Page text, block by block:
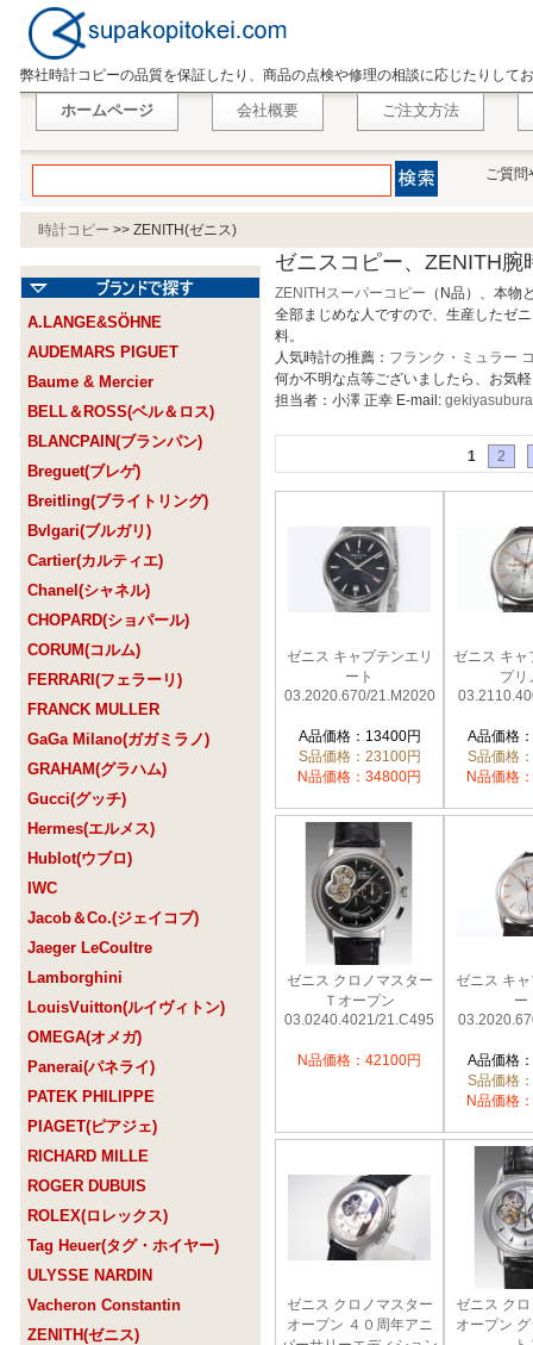
弊社時計コピーの品質を保証したり、商品の点検や修理の相談に応じたりして
ホームページ 会社概要 ご注文方法
ご質問
時計コピー >> ZENITH(ゼニス)
A.LANGE&SÖHNE
AUDEMARS PIGUET
Baume & Mercier
BELL＆ROSS(ベル＆ロス)
BLANCPAIN(ブランパン)
Breguet(ブレゲ)
Breitling(ブライトリング)
Bvlgari(ブルガリ)
Cartier(カルティエ)
Chanel(シャネル)
CHOPARD(ショパール)
CORUM(コルム)
FERRARI(フェラーリ)
FRANCK MULLER
GaGa Milano(ガガミラノ)
GRAHAM(グラハム)
Gucci(グッチ)
Hermes(エルメス)
Hublot(ウブロ)
IWC
Jacob＆Co.(ジェイコブ)
Jaeger LeCoultre
Lamborghini
LouisVuitton(ルイヴィトン)
OMEGA(オメガ)
Panerai(パネライ)
PATEK PHILIPPE
PIAGET(ピアジェ)
RICHARD MILLE
ROGER DUBUIS
ROLEX(ロレックス)
Tag Heuer(タグ・ホイヤー)
ULYSSE NARDIN
Vacheron Constantin
ZENITH(ゼニス)
ゼニスコピー、ZENITH腕
ZENITHスーパーコピー （N品）、本物
全部まじめな人ですので、生産したゼ
料。
人気時計の推薦： フランク・ミュラー
何か不明な点等ございましたら、お気
担当者：小澤 正幸 E-mail:
1 2
ゼニス キャプテンエリ
ート
03.2020.670/21.M2020
A品価格：13400円
S品価格：23100円
N品価格：34800円
ゼニス キャ
プリ
A品価格
S品価格
N品価格
ゼニス クロノマスター
Ｔオープン
03.0240.4021/21.C495
N品価格：42100円
ゼニス キ
ー
A品価格
S品価格
N品価格
ゼニス クロノマスター
オープン ４０周年アニ
ゼニス ク
オープン